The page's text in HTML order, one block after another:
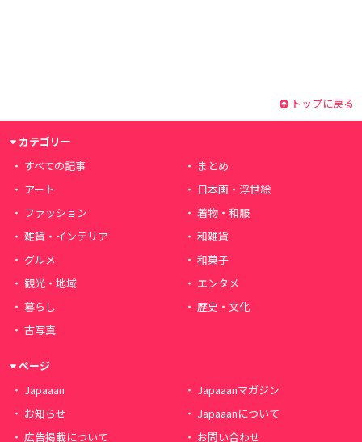
トップに戻る
カテゴリー
すべての記事
まとめ
アート
日本画・浮世絵
ファッション
着物・和服
雑貨・インテリア
和雑貨
グルメ
和菓子
観光・地域
エンタメ
暮らし
歴史・文化
古写真
ページ
Japaaan
Japaaanマガジン
お知らせ
Japaaanについて
広告掲載について
お問い合わせ